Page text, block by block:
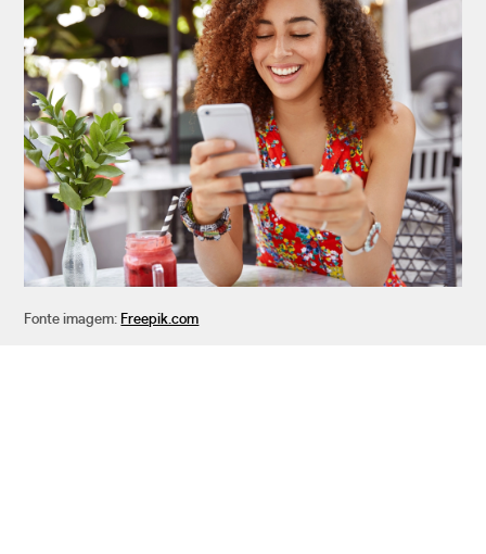
Fonte imagem: Freepik.com